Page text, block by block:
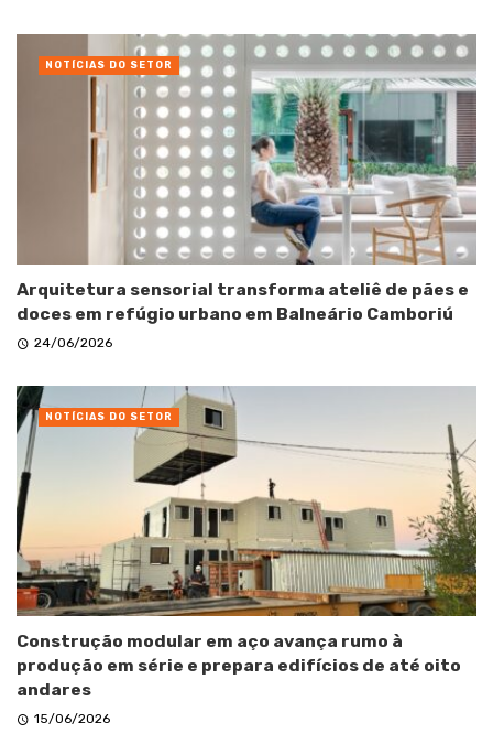
Arquitetura sensorial transforma ateliê de pães e
doces em refúgio urbano em Balneário Camboriú
24/06/2026
NOTÍCIAS DO SETOR
Construção modular em aço avança rumo à
produção em série e prepara edifícios de até oito
andares
15/06/2026
NOTÍCIAS DO SETOR